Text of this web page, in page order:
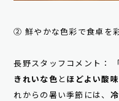
② 鮮やかな色彩で食卓を
長野スタッフコメント：
きれいな色 と ほどよい酸味
れからの暑い季節には、